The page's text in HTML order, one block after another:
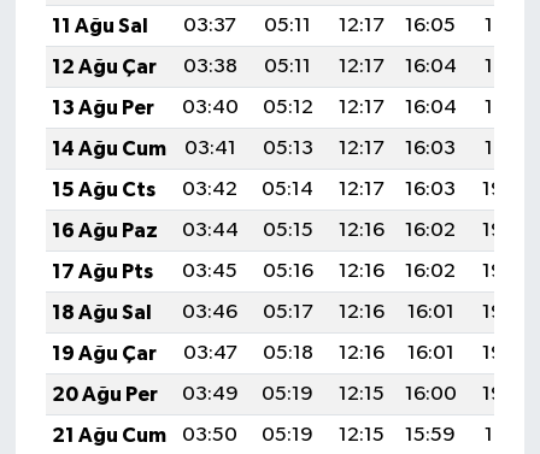
11 Ağu Sal
03:37 05:11 12:17 16:05
19:14
12 Ağu Çar
03:38 05:11 12:17 16:04
19:13
13 Ağu Per
03:40 05:12 12:17 16:04
19:12
14 Ağu Cum
03:41 05:13 12:17 16:03
19:10
15 Ağu Cts
03:42 05:14 12:17 16:03
19:09
16 Ağu Paz
03:44 05:15 12:16 16:02
19:08
17 Ağu Pts
03:45 05:16 12:16 16:02
19:06
18 Ağu Sal
03:46 05:17 12:16 16:01
19:05
19 Ağu Çar
03:47 05:18 12:16 16:01
19:04
20 Ağu Per
03:49 05:19 12:15 16:00
19:02
21 Ağu Cum
03:50 05:19 12:15 15:59
19:01